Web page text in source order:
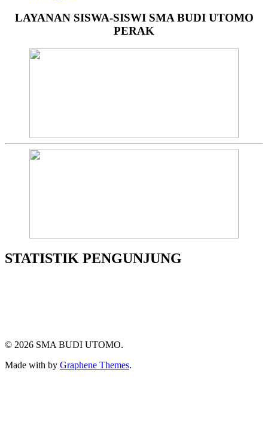
LAYANAN SISWA-SISWI SMA BUDI UTOMO
PERAK
STATISTIK PENGUNJUNG
© 2026 SMA BUDI UTOMO.
Made with by Graphene Themes.